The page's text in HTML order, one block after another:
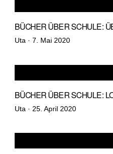
BÜCHER ÜBER SCHULE:
Uta · Veröffentlicht
7. Mai 2020
BÜCHER ÜBER SCHULE:
Uta · Veröffentlicht
25. April 2020